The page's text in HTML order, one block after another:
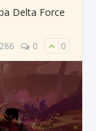
Delta Force
0 0